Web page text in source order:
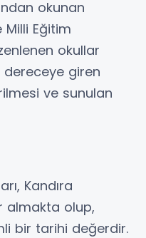
okunan
Milli Eğitim
okullar
dereceye giren
ve sunulan
Kandıra
almakta olup,
bir tarihi değerdir.